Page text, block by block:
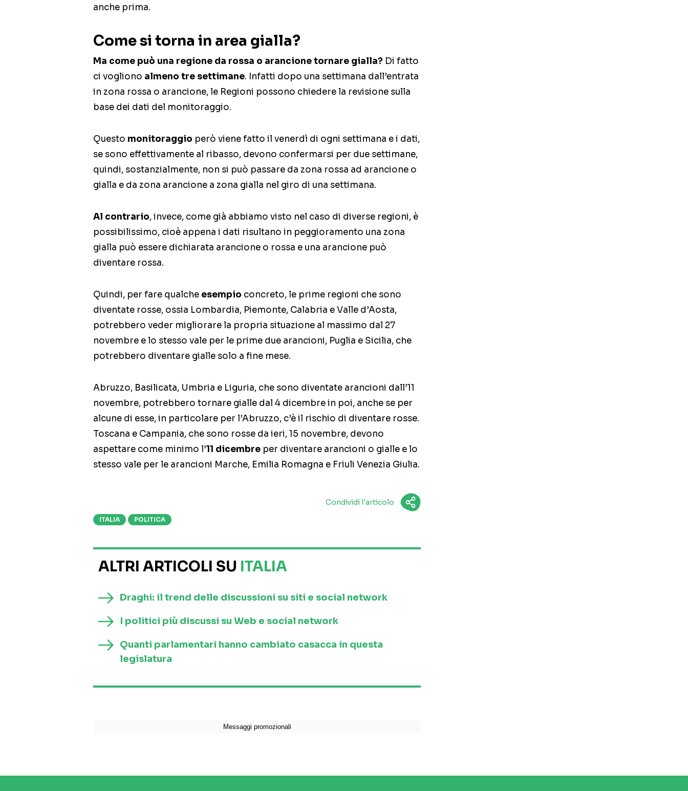
anche prima.
Come si torna in area gialla?
Ma come può una regione da rossa o arancione tornare gialla? Di fatto
ci vogliono almeno tre settimane. Infatti dopo una settimana dall’entrata
in zona rossa o arancione, le Regioni possono chiedere la revisione sulla
base dei dati del monitoraggio.
Questo monitoraggio però viene fatto il venerdì di ogni settimana e i dati,
se sono effettivamente al ribasso, devono confermarsi per due settimane,
quindi, sostanzialmente, non si può passare da zona rossa ad arancione o
gialla e da zona arancione a zona gialla nel giro di una settimana.
Al contrario, invece, come già abbiamo visto nel caso di diverse regioni, è
possibilissimo, cioè appena i dati risultano in peggioramento una zona
gialla può essere dichiarata arancione o rossa e una arancione può
diventare rossa.
Quindi, per fare qualche esempio concreto, le prime regioni che sono
diventate rosse, ossia Lombardia, Piemonte, Calabria e Valle d’Aosta,
potrebbero veder migliorare la propria situazione al massimo dal 27
novembre e lo stesso vale per le prime due arancioni, Puglia e Sicilia, che
potrebbero diventare gialle solo a fine mese.
Abruzzo, Basilicata, Umbria e Liguria, che sono diventate arancioni dall’11
novembre, potrebbero tornare gialle dal 4 dicembre in poi, anche se per
alcune di esse, in particolare per l’Abruzzo, c’è il rischio di diventare rosse.
Toscana e Campania, che sono rosse da ieri, 15 novembre, devono
aspettare come minimo l’11 dicembre per diventare arancioni o gialle e lo
stesso vale per le arancioni Marche, Emilia Romagna e Friuli Venezia Giulia.
Condividi l'articolo
ITALIA POLITICA
ALTRI ARTICOLI SU ITALIA
Draghi: il trend delle discussioni su siti e social network
I politici più discussi su Web e social network
Quanti parlamentari hanno cambiato casacca in questa
legislatura